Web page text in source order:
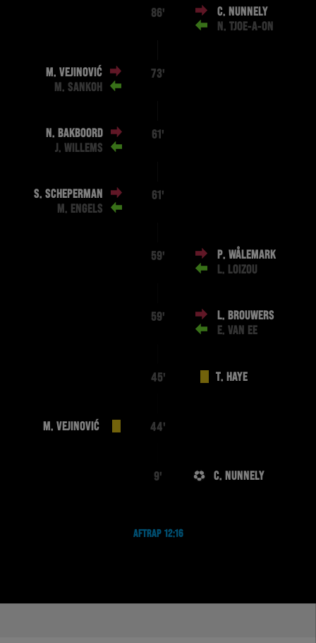
86'
C. NUNNELY
N. TJOE-A-ON
M. VEJINOVIĆ
M. SANKOH
73'
N. BAKBOORD
J. WILLEMS
61'
S. SCHEPERMAN
M. ENGELS
61'
59'
P. WÅLEMARK
L. LOIZOU
59'
L. BROUWERS
E. VAN EE
45' T. HAYE
M. VEJINOVIĆ 44'
9' C. NUNNELY
AFTRAP 12:16